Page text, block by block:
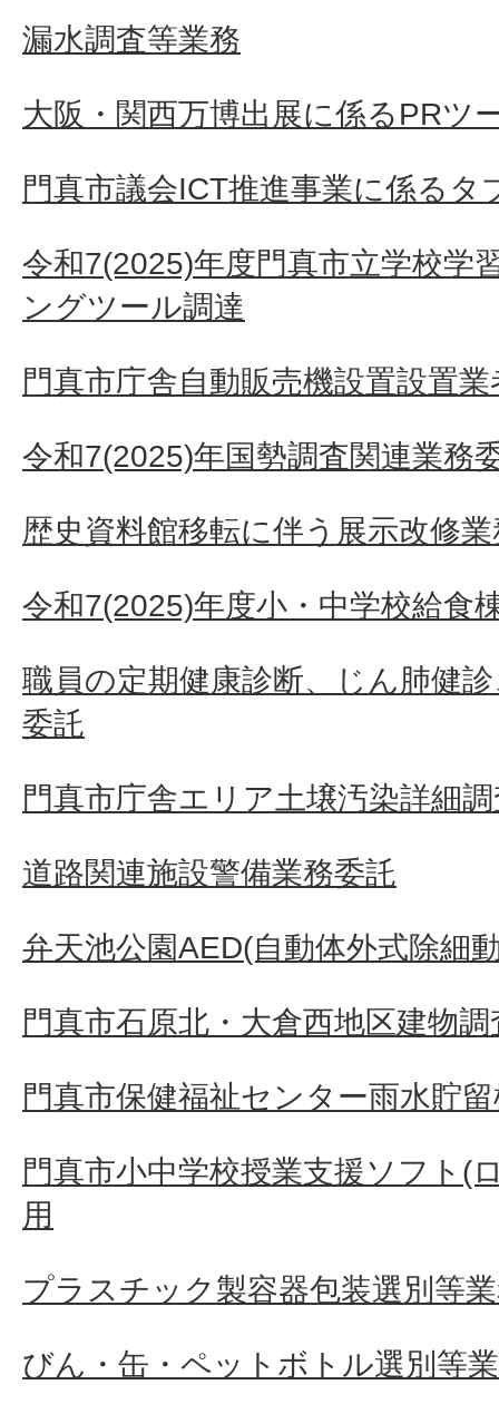
漏水調査等業務
大阪・関西万博出展に係るPRツ
門真市議会ICT推進事業に係るタ
令和7(2025)年度門真市立学校学
ングツール調達
門真市庁舎自動販売機設置設置
令和7(2025)年国勢調査関連業務
歴史資料館移転に伴う展示改修
令和7(2025)年度小・中学校給食
職員の定期健康診断、じん肺健
委託
門真市庁舎エリア土壌汚染詳細
道路関連施設警備業務委託
弁天池公園AED(自動体外式除細
門真市石原北・大倉西地区建物
門真市保健福祉センター雨水貯
門真市小中学校授業支援ソフト(
用
プラスチック製容器包装選別等
びん・缶・ペットボトル選別等